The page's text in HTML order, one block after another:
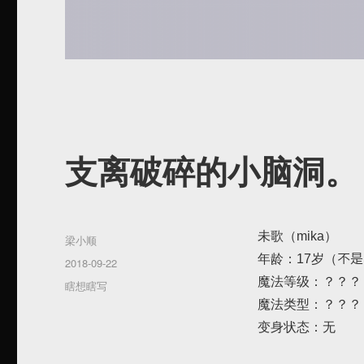
支离破碎的小脑洞。
未歌（mika）
年龄：17岁（不
魔法等级：？？？
魔法类型：？？？
变身状态：无
作
者
梁小顺
发
布
于
2018-09-22
分
瞎想瞎写